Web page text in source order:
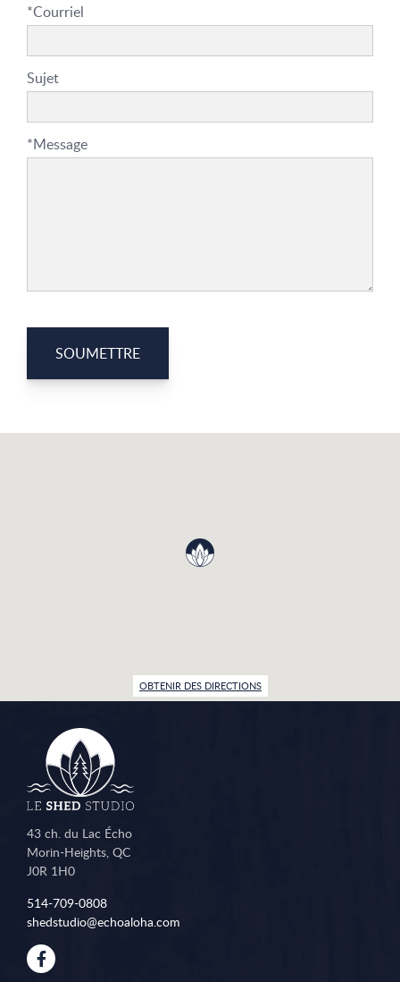
*Courriel
Sujet
*Message
SOUMETTRE
OBTENIR DES DIRECTIONS
43 ch. du Lac Écho
Morin-Heights, QC
J0R 1H0
514-709-0808
shedstudio@echoaloha.com
Facebook